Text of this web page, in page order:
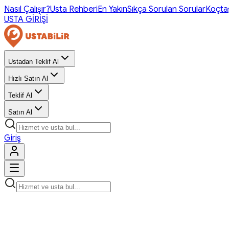
Nasıl Çalışır?Usta RehberiEn YakınSıkça Sorulan Sorular
USTA GİRİŞİ
Ustadan Teklif Al
Hızlı Satın Al
Teklif Al
Satın Al
Giriş